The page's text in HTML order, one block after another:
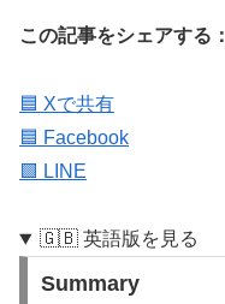
この記事をシェアする：
🟦 Xで共有
🟦 Facebook
🟩 LINE
🇬🇧 英語版を見る
Summary